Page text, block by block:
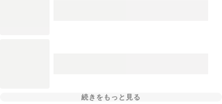
続きをもっと見る